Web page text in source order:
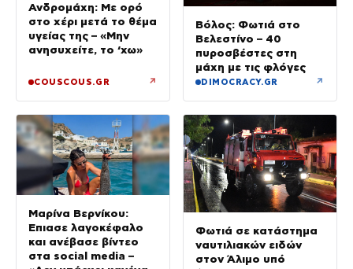
Ανδρομάχη: Με ορό
στο χέρι μετά το θέμα
υγείας της – «Μην
ανησυχείτε, το ‘χω»
COUSCOUS.GR ↗
Βόλος: Φωτιά στο
Βελεστίνο – 40
πυροσβέστες στη
μάχη με τις φλόγες
DIMOCRACY.GR ↗
Μαρίνα Βερνίκου:
Έπιασε λαγοκέφαλο
και ανέβασε βίντεο
στα social media –
Φωτιά σε κατάστημα
ναυτιλιακών ειδών
στον Άλιμο υπό